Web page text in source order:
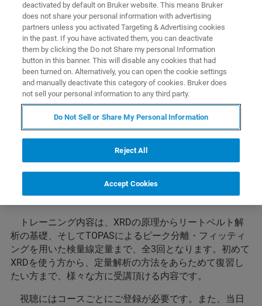
内容
DIFFRRAC.TOPASのオンライントレーニングを、2021
年11-12月に開催する運びとなりましたのでご案内いたし
ます。今回は、前回の動画の再放送や、新しい切り口の
内容などとともに、質疑応答のお時間を長めにお取りし
て、皆様の疑問にお答えする形で開催させていただきま
す。当日、チャットフォームからご質問を受け付けるほ
か、受講登録の際に、事前にご質問をご記入いただけま
すので、お気軽にご質問をお寄せください。
トレーニング内容は、XRDの原理からリートベルト解
析の基礎、そしてTOPASによるピーク分離・フィッティ
ングを用いた検量線定量まで、全3回となります。初めて
XRDを使う方から、定量解析の方法をあらためて復習し
たい方まで、様々な方に受講頂ける内容です。
視聴にはコースごとにご登録が必要です。また、当日
deactivated by default on Bruker website. This means Bruker
does not share your personal information with advertising
partners unless you activated Targeting & Advertising cookies
in the past. If you have activated them, you can deactivate
them by clicking the Do not Share my personal Information
button in this banner. This will disable any cookies that had
been turned on. Alternatively, you can open the cookie settings
and manually deactivate this category of cookies. Bruker does
not sell your personal information to any third party.
Do Not Sell or Share My Personal Information
Reject All
Accept Cookies